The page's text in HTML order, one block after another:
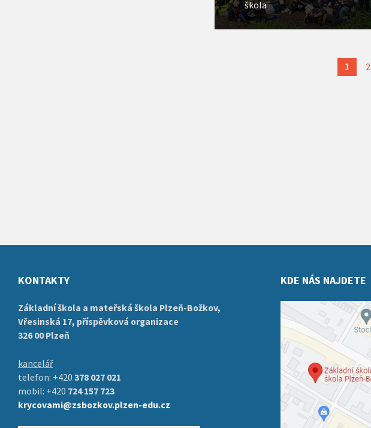
škola
1 2
KONTAKTY
Základní škola a mateřská škola Plzeň-Božkov,
Vřesinská 17, příspěvková organizace
326 00 Plzeň
kancelář
telefon: +420 378 027 021
mobil: +420 724 157 723
krycovami@zsbozkov.plzen-edu.cz
KDE NÁS NAJDETE